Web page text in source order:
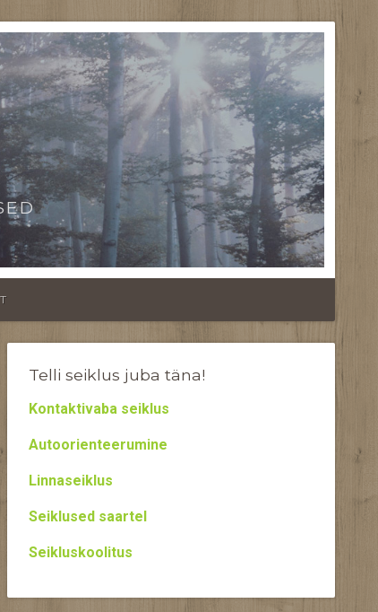
Telli seiklus juba täna!
Kontaktivaba seiklus
Autoorienteerumine
Linnaseiklus
Seiklused saartel
Seikluskoolitus